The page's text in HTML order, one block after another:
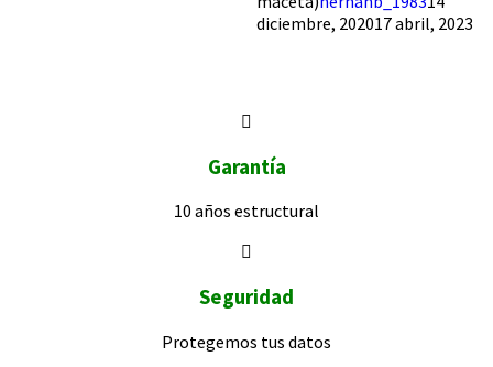
diciembre, 202017 abril, 2023
Garantía
10 años estructural
Seguridad
Protegemos tus datos